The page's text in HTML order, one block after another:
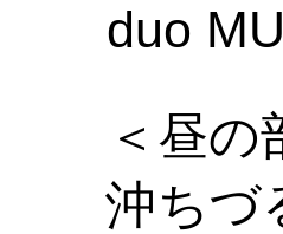
duo
＜昼の
沖ちづ